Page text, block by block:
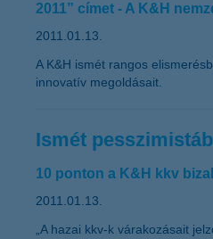
2011” címet - A K&H
2011.01.13.
A K&H ismét rangos
innovatív megoldásait.
Ismét
10 ponton a K&H kkv
2011.01.13.
„A hazai kkv-k várakozásait